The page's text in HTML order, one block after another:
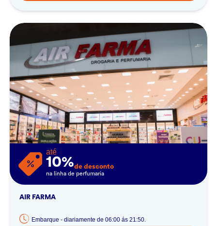
até
10%de desconto
na linha de perfumaria
AIR FARMA
Embarque - diariamente de 06:00 ás 21:50.